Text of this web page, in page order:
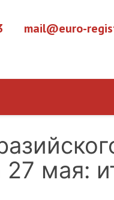
mail@euro-
мая: